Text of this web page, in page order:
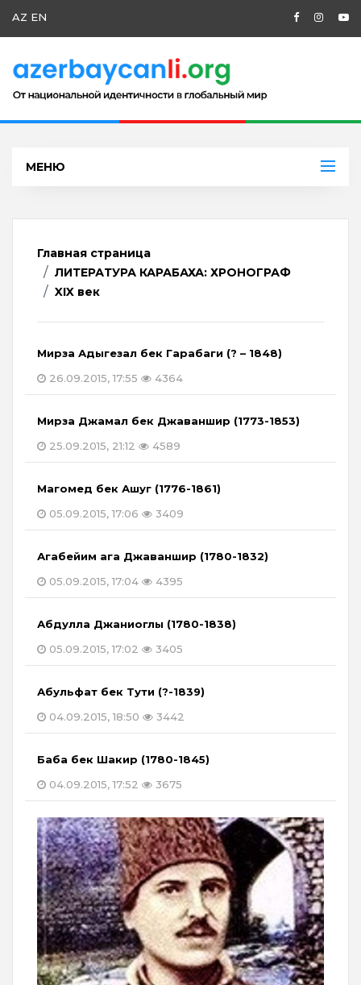
AZ EN
МЕНЮ
Главная страница
ЛИТЕРАТУРА КАРАБАХА: ХРОНОГРАФ
XIX век
Мирза Адыгезал бек Гарабаги (? – 1848)
26.09.2015, 17:55
4364
Мирза Джамал бек Джаваншир (1773-1853)
25.09.2015, 21:12
4589
Магомед бек Ашуг (1776-1861)
05.09.2015, 17:06
3409
Агабейим ага Джаваншир (1780-1832)
05.09.2015, 17:04
4395
Абдулла Джаниоглы (1780-1838)
05.09.2015, 17:02
3405
Абульфат бек Тути (?-1839)
04.09.2015, 18:50
3442
Баба бек Шакир (1780-1845)
04.09.2015, 17:52
3675